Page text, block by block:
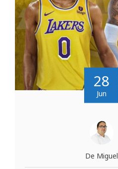
28
Jun
De Miguel